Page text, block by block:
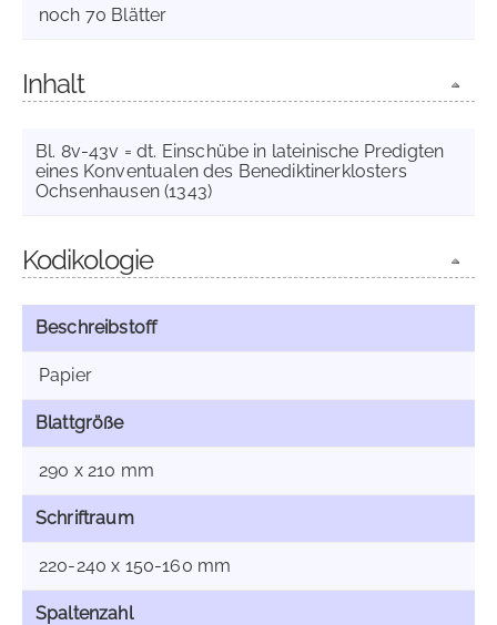
noch 70 Blätter
Inhalt
Bl. 8v-43v = dt. Einschübe in lateinische Predigten
eines Konventualen des Benediktinerklosters
Ochsenhausen (1343)
Kodikologie
Beschreibstoff
Papier
Blattgröße
290 x 210 mm
Schriftraum
220-240 x 150-160 mm
Spaltenzahl